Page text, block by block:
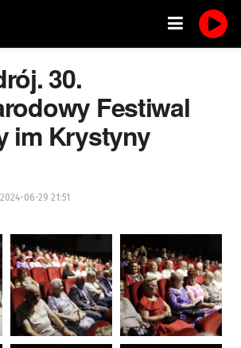
30.
Festiwal
im Krystyny
2024-06-29 21:51